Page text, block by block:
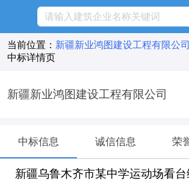
当前位置： 新疆新业鸿图建设工程有限公司
中标详情页
新疆新业鸿图建设工程有限公司
中标信息 诚信信息 荣
新疆乌鲁木齐市某中学运动场看